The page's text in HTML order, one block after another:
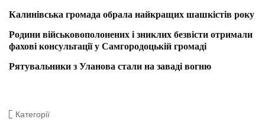
Калинівська громада обрала найкращих шашкістів року
Родини військовополонених і зниклих безвісти отримали
фахові консультації у Самгородоцькій громаді
Рятувальники з Уланова стали на заваді вогню
Категорії